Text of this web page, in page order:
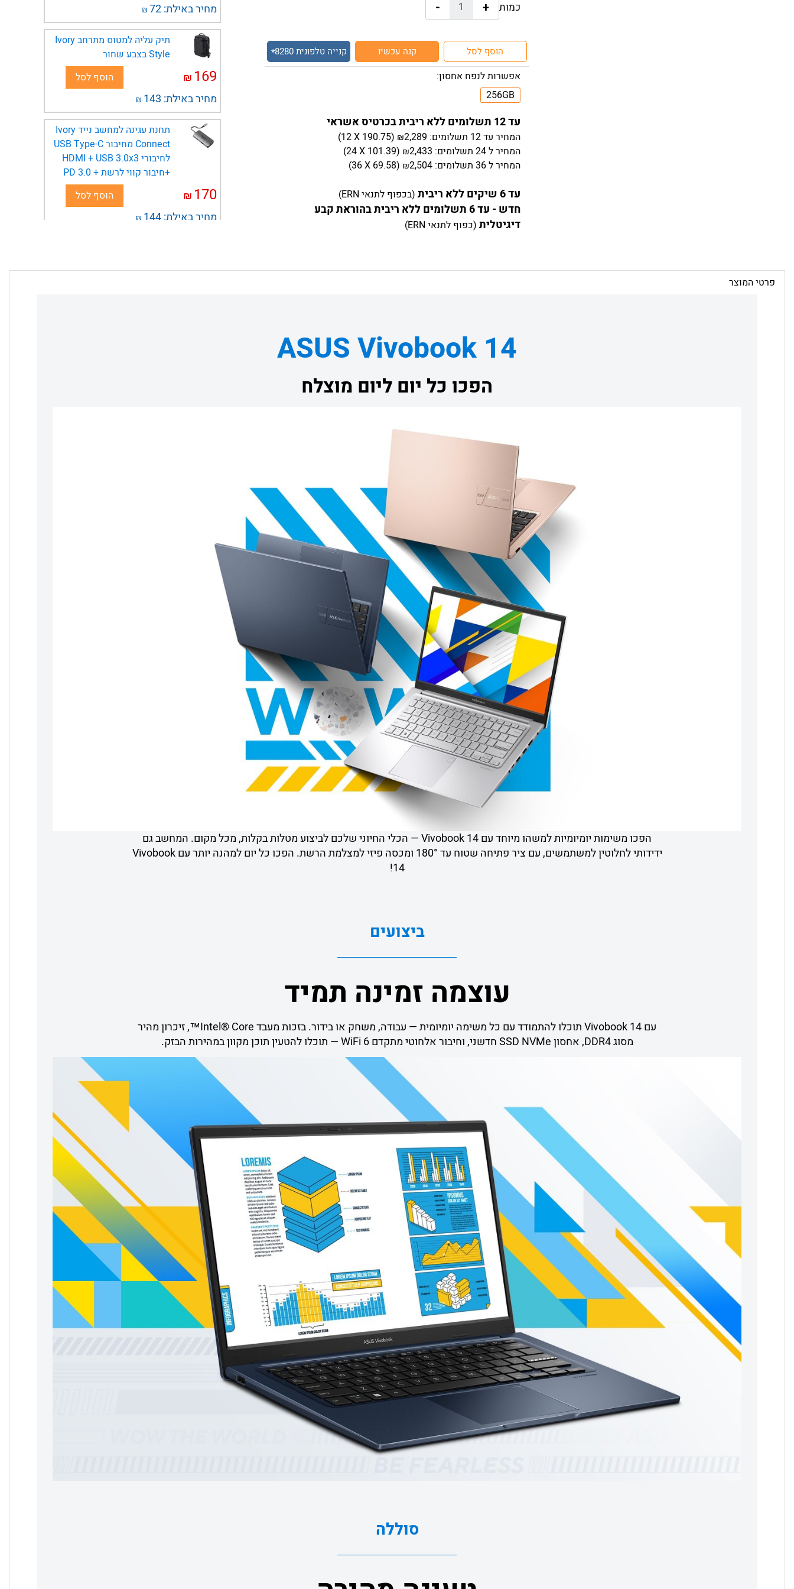
כמות: +
-
הוסף לסל קנה עכשיו קנייה טלפונית8280
*
אפשרות לנפח אחסון:
256GB
עד 12 תשלומים ללא ריבית בכרטיס אשראי
המחיר עד 12 תשלומים: ₪2,289
(12 X 190.75)
המחירל 24 תשלומים: ₪2,433
(24 X 101.39)
המחירל 36 תשלומים: ₪2,504
(36 X 69.58)
עד 6 שיקים ללא ריבית (בכפוף לתנאי ERN)
חדש - עד 6 תשלומים ללא ריבית בהוראת קבע
דיגיטלית (כפוף לתנאי ERN)
מחיר באילת:72
₪
תיק עליה למטוס מתרחב Ivory
Style בצבע שחור
169
₪
מחיר באילת: 143
₪
הוסף לסל
תחנת עגינה למחשב נייד Ivory
Connect מחיבור USB Type-C
לחיבורי HDMI + USB 3.0x3
+חיבור קווי לרשת + PD 3.0
170
₪
מחיר באילת:144
₪
הוסף לסל
פרטי המוצר
ASUS Vivobook 14
הפכו כל יום ליום מוצלח
הפכו משימות יומיומיות למשהו מיוחד עם Vivobook 14 — הכלי החיוני שלכם לביצוע מטלות בקלות, מכל מקום. המחשב גם
ידידותי לחלוטין למשתמשים, עם ציר פתיחה שטוח עד 180° ומכסה פיזי למצלמת הרשת. הפכו כל יום למהנה יותר עם Vivobook
14!
ביצועים
עוצמה זמינה תמיד
עם Vivobook 14 תוכלו להתמודד עם כל משימה יומיומית — עבודה, משחק או בידור. בזכות מעבד Intel® Core™, זיכרון מהיר
מסוג DDR4, אחסון SSD NVMe חדשני, וחיבור אלחוטי מתקדם WiFi 6 — תוכלו להטעין תוכן מקוון במהירות הבזק.
סוללה